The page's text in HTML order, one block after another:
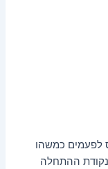
לפעמים כמשהו
ההתחלה